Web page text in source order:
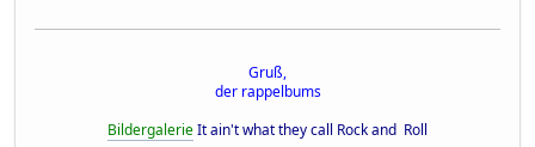
Gruß,
der rappelbums
BildergalerieIt ain't what they call Rock and Roll